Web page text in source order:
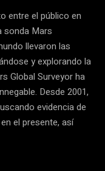
entre el público en
sonda Mars
llevaron las
y explorando la
Global Surveyor ha
Desde 2001,
evidencia de
el presente, así